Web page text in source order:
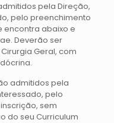
pela Direção,
pelo preenchimento
encontra abaixo e
Deverão ser
Geral, com
admitidos pela
pelo
sem
do seu Curriculum